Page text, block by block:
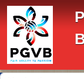
Panneau de